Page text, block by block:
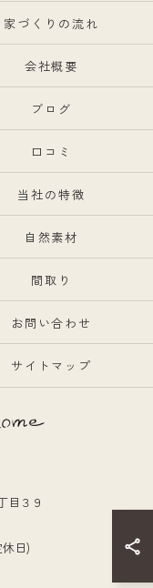
家づくりの流れ
会社概要
ブログ
口コミ
当社の特徴
自然素材
間取り
お問い合わせ
サイトマップ
目３９
日)